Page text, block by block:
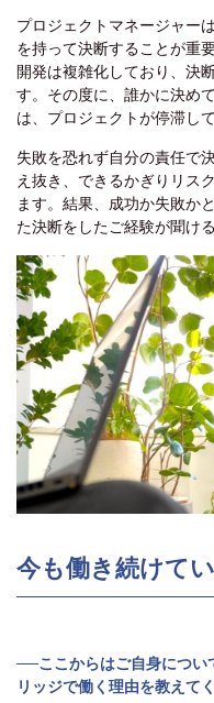
プロジェクトマネージャー
を持って決断することが重
開発は複雑化しており、決
す。その度に、誰かに決め
は、プロジェクトが停滞し
失敗を恐れず自分の責任で
え抜き、できるかぎりリス
ます。結果、成功か失敗か
た決断をしたご経験が聞け
今も働き続けて
──ここからはご自身につい
リッジで働く理由を教えて